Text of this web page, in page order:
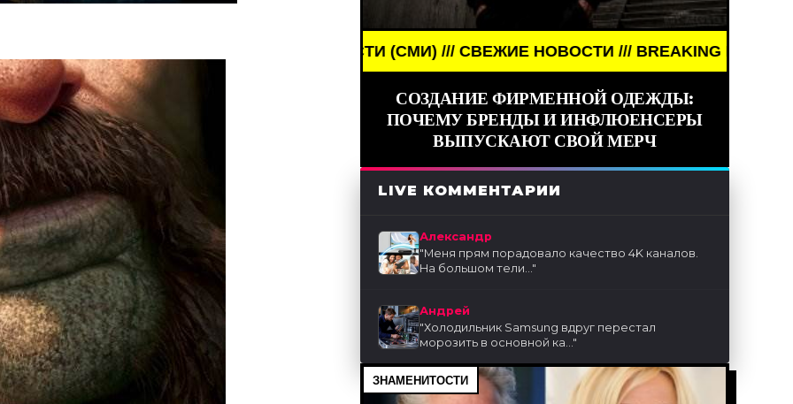
NEWS /// НОВОСТИ (СМИ) /// СВЕЖИЕ НОВОСТИ /// BREAKING NEWS /// НОВОСТИ (СМИ)
СОЗДАНИЕ ФИРМЕННОЙ ОДЕЖДЫ:
ПОЧЕМУ БРЕНДЫ И ИНФЛЮЕНСЕРЫ
ВЫПУСКАЮТ СВОЙ МЕРЧ
LIVE КОММЕНТАРИИ
Александр
"Меня прям порадовало качество 4K каналов.
На большом тели..."
Андрей
"Холодильник Samsung вдруг перестал
морозить в основной ка..."
ЗНАМЕНИТОСТИ